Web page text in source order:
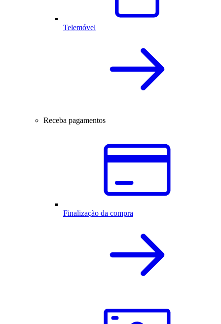
Telemóvel
Receba pagamentos
Finalização da compra